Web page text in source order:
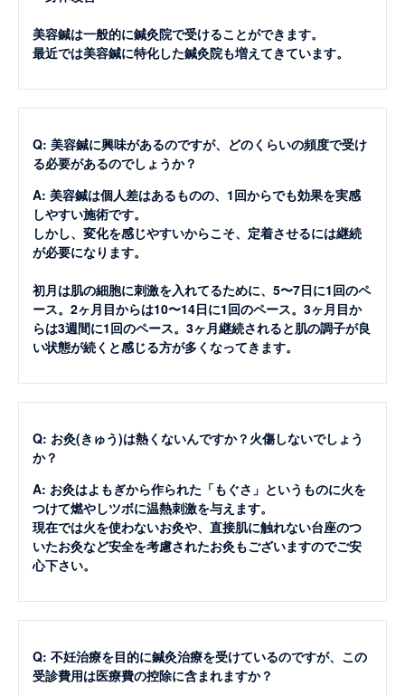
美容鍼は一般的に鍼灸院で受けることができます。
最近では美容鍼に特化した鍼灸院も増えてきています。
Q: 美容鍼に興味があるのですが、どのくらいの頻度で受け
る必要があるのでしょうか？
A: 美容鍼は個人差はあるものの、1回からでも効果を実感
しやすい施術です。
しかし、変化を感じやすいからこそ、定着させるには継続
が必要になります。
初月は肌の細胞に刺激を入れてるために、5〜7日に1回のペ
ース。2ヶ月目からは10〜14日に1回のペース。3ヶ月目か
らは3週間に1回のペース。3ヶ月継続されると肌の調子が良
い状態が続くと感じる方が多くなってきます。
Q: お灸(きゅう)は熱くないんですか？火傷しないでしょう
か？
A: お灸はよもぎから作られた「もぐさ」というものに火を
つけて燃やしツボに温熱刺激を与えます。
現在では火を使わないお灸や、直接肌に触れない台座のつ
いたお灸など安全を考慮されたお灸もございますのでご安
心下さい。
Q: 不妊治療を目的に鍼灸治療を受けているのですが、この
受診費用は医療費の控除に含まれますか？